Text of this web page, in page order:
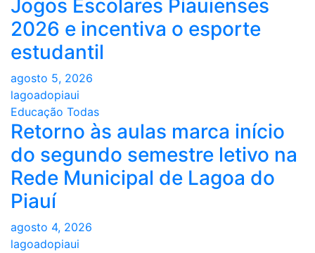
Jogos Escolares Piauienses
2026 e incentiva o esporte
estudantil
agosto 5, 2026
lagoadopiaui
Educação Todas
Retorno às aulas marca início
do segundo semestre letivo na
Rede Municipal de Lagoa do
Piauí
agosto 4, 2026
lagoadopiaui